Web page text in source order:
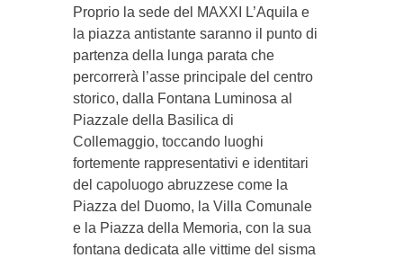
Proprio la sede del MAXXI L’Aquila e
la piazza antistante saranno il punto di
partenza della lunga parata che
percorrerà l’asse principale del centro
storico, dalla Fontana Luminosa al
Piazzale della Basilica di
Collemaggio, toccando luoghi
fortemente rappresentativi e identitari
del capoluogo abruzzese come la
Piazza del Duomo, la Villa Comunale
e la Piazza della Memoria, con la sua
fontana dedicata alle vittime del sisma